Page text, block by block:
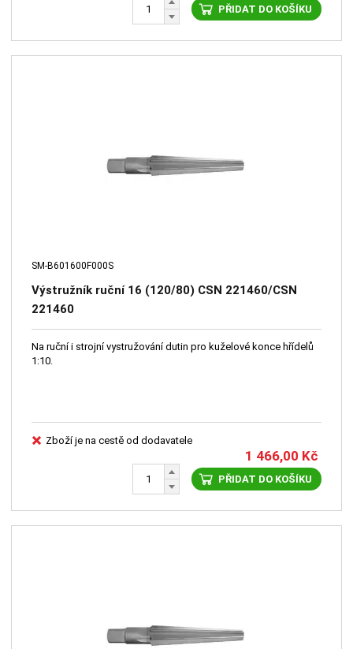
PŘIDAT DO KOŠÍKU
SM-B601600F000S
Výstružník ruční 16 (120/80) CSN 221460/CSN
221460
Na ruční i strojní vystružování dutin pro kuželové konce hřídelů
1:10.
Zboží je na cestě od dodavatele
1 466,00 Kč
PŘIDAT DO KOŠÍKU